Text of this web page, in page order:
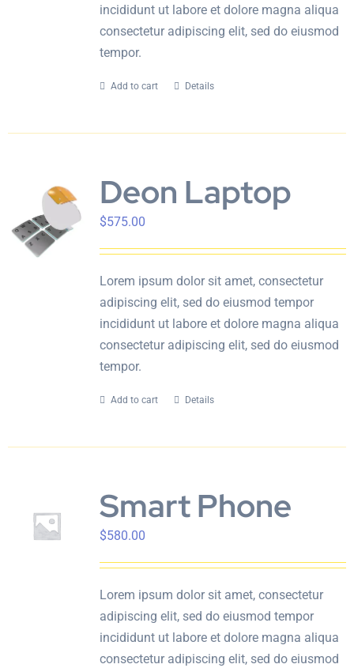
incididunt ut labore et dolore magna aliqua
consectetur adipiscing elit, sed do eiusmod
tempor.
Add to cart Details
Deon Laptop
$575.00
Lorem ipsum dolor sit amet, consectetur
adipiscing elit, sed do eiusmod tempor
incididunt ut labore et dolore magna aliqua
consectetur adipiscing elit, sed do eiusmod
tempor.
Add to cart Details
Smart Phone
$580.00
Lorem ipsum dolor sit amet, consectetur
adipiscing elit, sed do eiusmod tempor
incididunt ut labore et dolore magna aliqua
consectetur adipiscing elit, sed do eiusmod